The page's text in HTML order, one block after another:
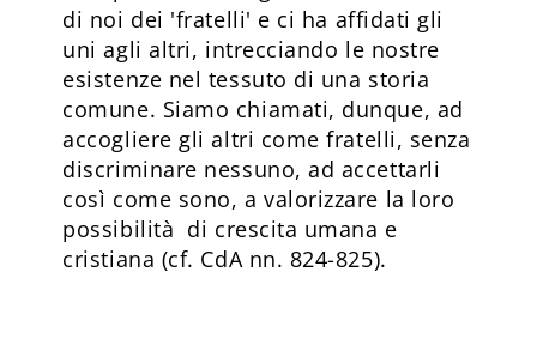
di noi dei 'fratelli' e ci ha affidati gli
uni agli altri, intrecciando le nostre
esistenze nel tessuto di una storia
comune. Siamo chiamati, dunque, ad
accogliere gli altri come fratelli, senza
discriminare nessuno, ad accettarli
così come sono, a valorizzare la loro
possibilità di crescita umana e
cristiana (cf. CdA nn. 824-825).